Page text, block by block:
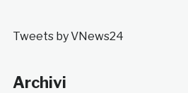
Tweets by VNews24
Archivi